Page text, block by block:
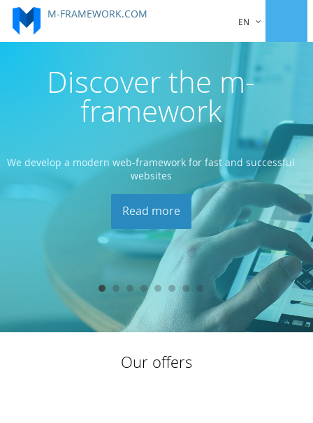
M-FRAMEWORK.COM
EN
and successful
Easy to use
framework
m-framework - it's easy to use web
Read more
Discover the
framework
We develop a modern web-framework for
Our offers